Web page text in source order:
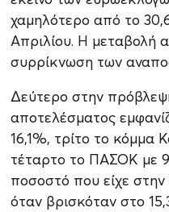
χαμηλότερο από το
Απριλίου. Η μεταβολή
συρρίκνωση των
Δεύτερο στην
αποτελέσματος
16,1%, τρίτο το κόμμα
τέταρτο το ΠΑΣΟΚ με
ποσοστό που είχε
όταν βρισκόταν στο